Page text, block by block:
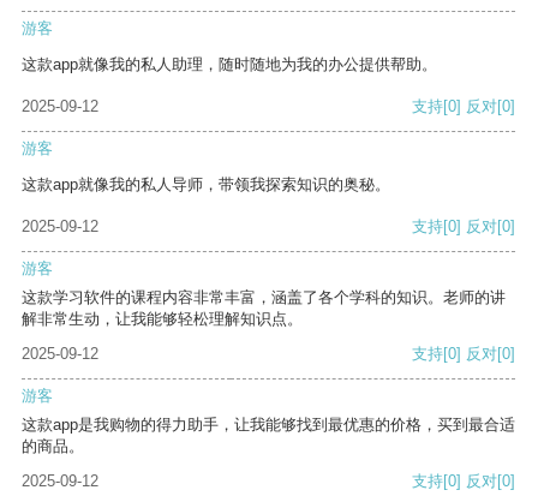
游客
这款app就像我的私人助理，随时随地为我的办公提供帮助。
2025-09-12 支持[0] 反对[0]
游客
这款app就像我的私人导师，带领我探索知识的奥秘。
2025-09-12 支持[0] 反对[0]
游客
这款学习软件的课程内容非常丰富，涵盖了各个学科的知识。老师的讲
解非常生动，让我能够轻松理解知识点。
2025-09-12
支持[0] 反对[0]
游客
这款app是我购物的得力助手，让我能够找到最优惠的价格，买到最合适
的商品。
2025-09-12
支持[0] 反对[0]